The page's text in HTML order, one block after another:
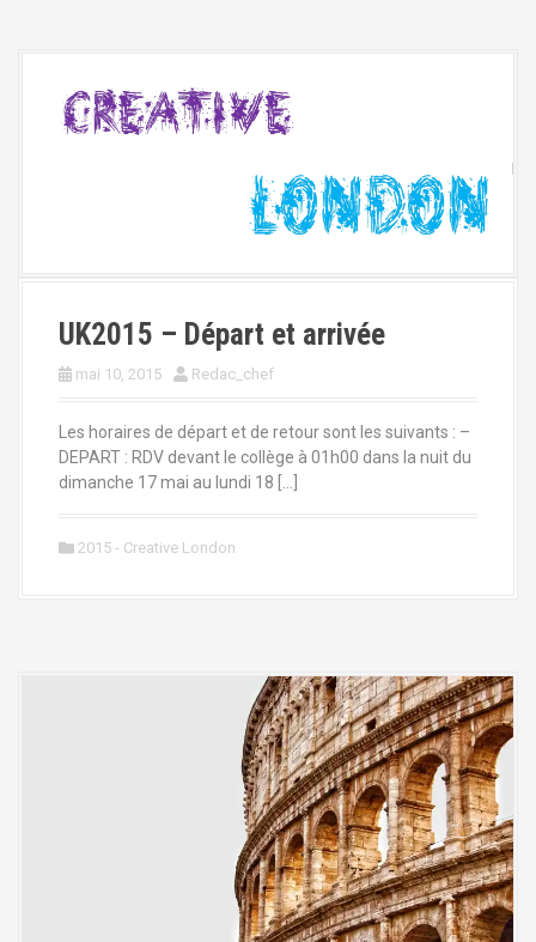
UK2015 – Départ et arrivée
mai 10, 2015 Redac_chef
Les horaires de départ et de retour sont les suivants : –
DEPART : RDV devant le collège à 01h00 dans la nuit du
dimanche 17 mai au lundi 18 […]
2015 - Creative London